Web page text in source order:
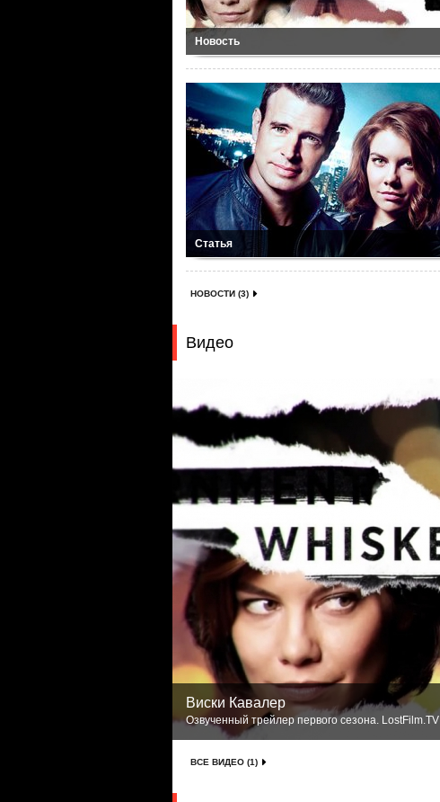
Новость
Статья
НОВОСТИ (3)
Видео
Виски Кавалер
Озвученный трейлер первого сезона. LostFilm.TV
ВСЕ ВИДЕО (1)